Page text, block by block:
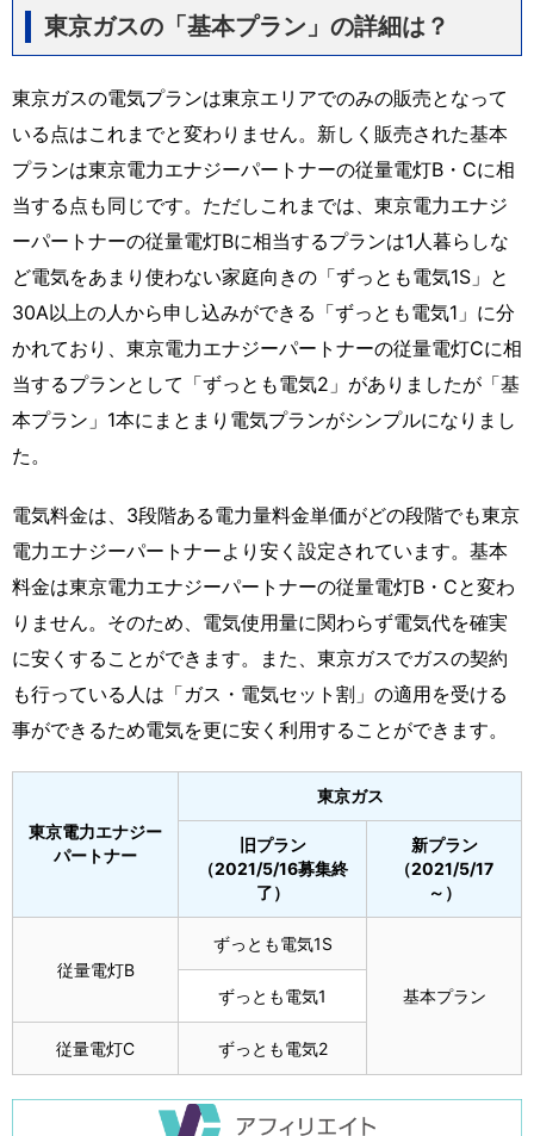
東京ガスの「基本プラン」の詳細は？
東京ガスの電気プランは東京エリアでのみの販売となって
いる点はこれまでと変わりません。新しく販売された基本
プランは東京電力エナジーパートナーの従量電灯B・Cに相
当する点も同じです。ただしこれまでは、東京電力エナジ
ーパートナーの従量電灯Bに相当するプランは1人暮らしな
ど電気をあまり使わない家庭向きの「ずっとも電気1S」と
30A以上の人から申し込みができる「ずっとも電気1」に分
かれており、東京電力エナジーパートナーの従量電灯Cに相
当するプランとして「ずっとも電気2」がありましたが「基
本プラン」1本にまとまり電気プランがシンプルになりまし
た。
電気料金は、3段階ある電力量料金単価がどの段階でも東京
電力エナジーパートナーより安く設定されています。基本
料金は東京電力エナジーパートナーの従量電灯B・Cと変わ
りません。そのため、電気使用量に関わらず電気代を確実
に安くすることができます。また、東京ガスでガスの契約
も行っている人は「ガス・電気セット割」の適用を受ける
事ができるため電気を更に安く利用することができます。
東京電力エナジー
パートナー
東京ガス
旧プラン
（2021/5/16募集終
了）
新プラン
（2021/5/17
～）
従量電灯B
ずっとも電気1S
基本プラン
ずっとも電気1
従量電灯C ずっとも電気2